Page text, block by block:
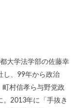
大学法学部の佐藤幸
し、99年から政治
村信孝ら与野党政
2013年に「手抜き